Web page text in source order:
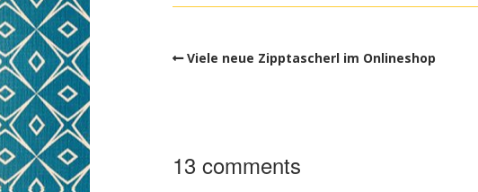
Viele neue Zipptascherl im Onlineshop
13 comments